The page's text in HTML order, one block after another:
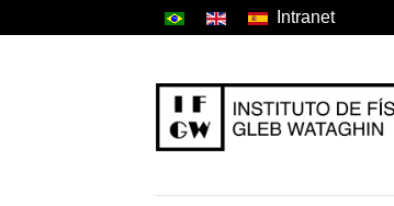
Intranet